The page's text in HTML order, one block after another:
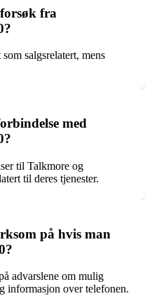
fra
salgsrelatert, mens
med
til Talkmore og
til deres tjenester.
på hvis man
advarslene om mulig
informasjon over telefonen.